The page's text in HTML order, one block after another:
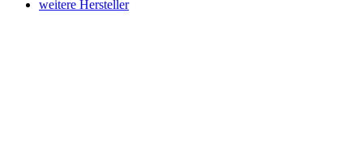
weitere Hersteller